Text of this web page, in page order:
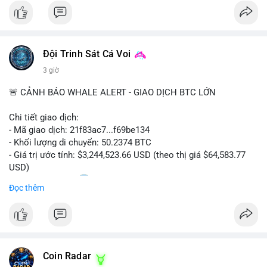
#bitcoin #cryptosecurity #btc
#vlikevn #titanbot
📰 Nguồn: Cointelegraph
Đội Trinh Sát Cá Voi
3 giờ
🚨 CẢNH BÁO WHALE ALERT - GIAO DỊCH BTC LỚN
Chi tiết giao dịch:
- Mã giao dịch: 21f83ac7...f69be134
- Khối lượng di chuyển: 50.2374 BTC
- Giá trị ước tính: $3,244,523.66 USD (theo thị giá $64,583.77
USD)
- Thời gian: 01:20
Nhận định phân tích: Giao dịch 50.2374 BTC trị giá hơn 3.24
triệu USD được phát hiện trong mempool, chưa được xác
động bán tháo. Tuy nhiên, nếu dòng tiền này hướng về ví sàn
Đọc thêm
Coin Radar